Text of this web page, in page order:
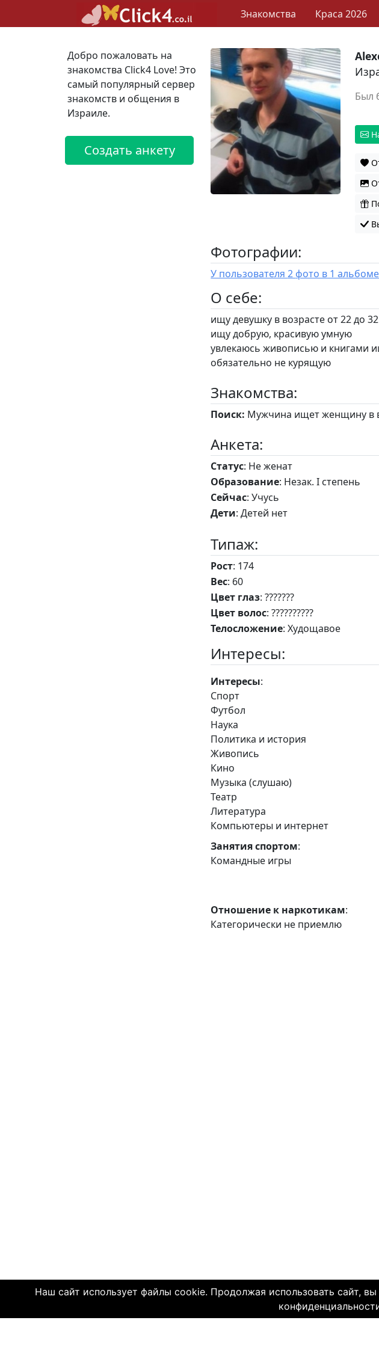
Наш сайт использует файлы cookie. Продолжая использовать сайт,
Знакомства Краса 2026
Добро пожаловать на
знакомства Click4 Love! Это
самый популярный сервер
знакомств и общения в
Израиле.
Создать анкету
Был
Фотографии:
У пользователя 2 фото в 1 альбоме
O себе:
ищу девушку в возрасте от 22 до
ищу добрую, красивую умную
увлекаюсь живописью и книгами
обязательно не курящую
Знакомства:
Поиск: Мужчина ищет женщину в
Анкета:
Статус: Не женат
Образование: Незак. I степень
Сейчас: Учусь
Дети: Детей нет
Типаж:
Рост: 174
Вес: 60
Цвет глаз: ???????
Цвет волос: ??????????
Телосложение: Худощавое
Интересы:
Интересы:
Спорт
Футбол
Наука
Политика и история
Живопись
Кино
Музыка (слушаю)
Театр
Литература
Компьютеры и интернет
Занятия спортом:
Командные игры
Отношение к наркотикам:
Категорически не приемлю